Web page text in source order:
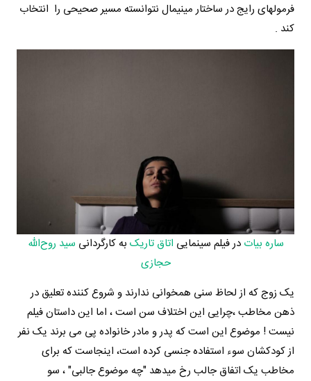
فرمولهای رایج در ساختار مینیمال نتوانسته مسیر صحیحی را انتخاب
کند .
ساره بیات در فیلم سینمایی اتاق تاریک به کارگردانی سید روح‌الله
حجازی
یک زوج که از لحاظ سنی همخوانی ندارند و شروع کننده تعلیق در
ذهن مخاطب ،چرایی این اختلاف سن است ، اما این داستان فیلم
نیست ! موضوع این است که پدر و مادر خانواده پی می برند یک نفر
از کودکشان سوء استفاده جنسی کرده است، اینجاست که برای
مخاطب یک اتفاق جالب رخ میدهد "چه موضوع جالبی" ، سو